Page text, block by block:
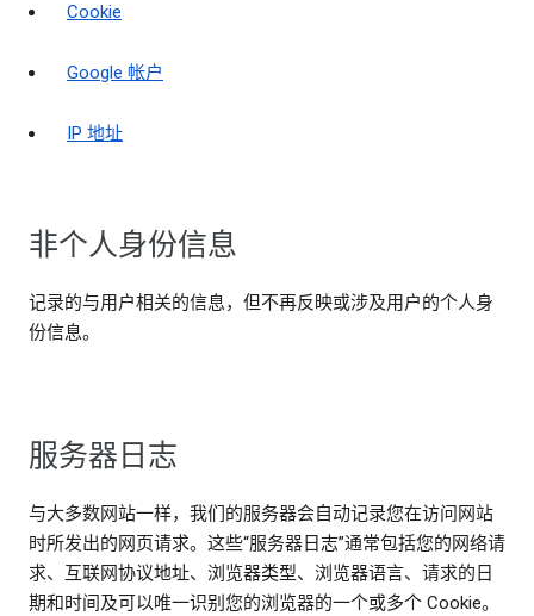
Cookie
Google 帐户
IP 地址
非个人身份信息
记录的与用户相关的信息，但不再反映或涉及用户的个人身
份信息。
服务器日志
与大多数网站一样，我们的服务器会自动记录您在访问网站
时所发出的网页请求。这些“服务器日志”通常包括您的网络请
求、互联网协议地址、浏览器类型、浏览器语言、请求的日
期和时间及可以唯一识别您的浏览器的一个或多个 Cookie。